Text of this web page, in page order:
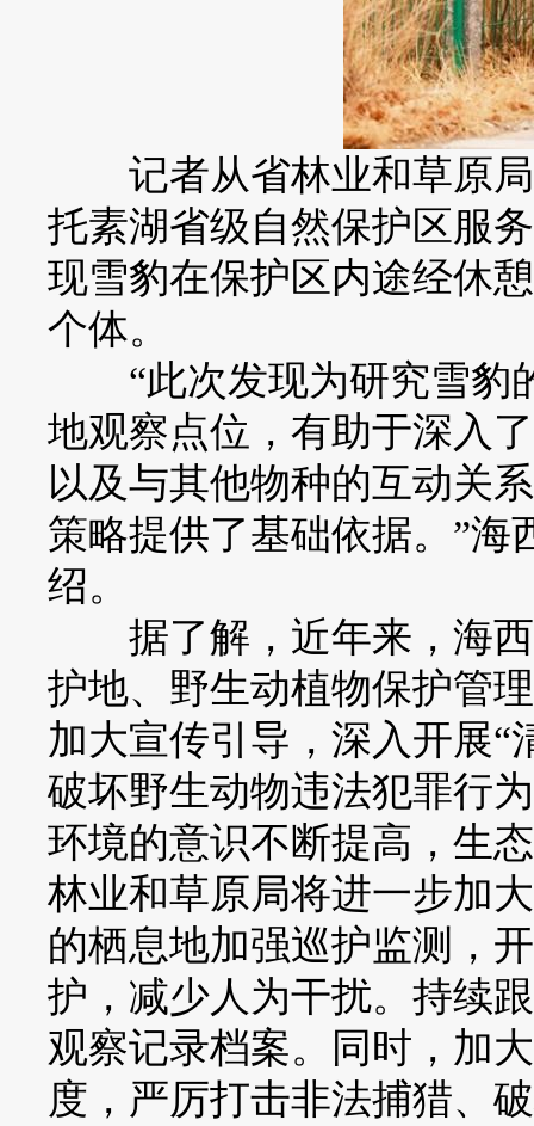
记者从省林业和草原局
托素湖省级自然保护区服
现雪豹在保护区内途经休
个体。
“此次发现为研究雪豹
地观察点位，有助于深入
以及与其他物种的互动关
策略提供了基础依据。”海
绍。
据了解，近年来，海西
护地、野生动植物保护管
加大宣传引导，深入开展“
破坏野生动物违法犯罪行
环境的意识不断提高，生
林业和草原局将进一步加
的栖息地加强巡护监测，
护，减少人为干扰。持续
观察记录档案。同时，加
度，严厉打击非法捕猎、